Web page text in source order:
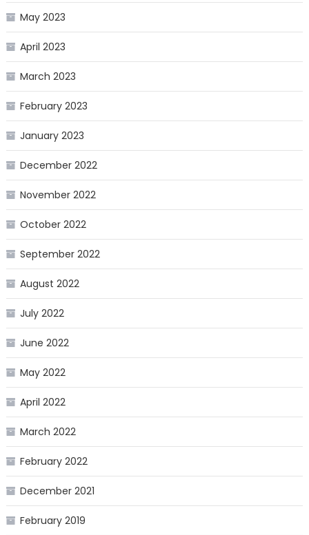
May 2023
April 2023
March 2023
February 2023
January 2023
December 2022
November 2022
October 2022
September 2022
August 2022
July 2022
June 2022
May 2022
April 2022
March 2022
February 2022
December 2021
February 2019